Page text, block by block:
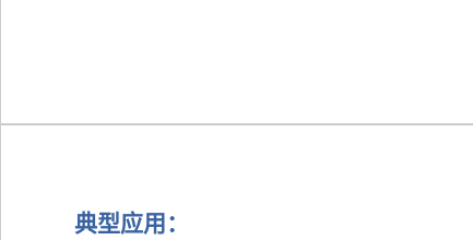
典型应用：